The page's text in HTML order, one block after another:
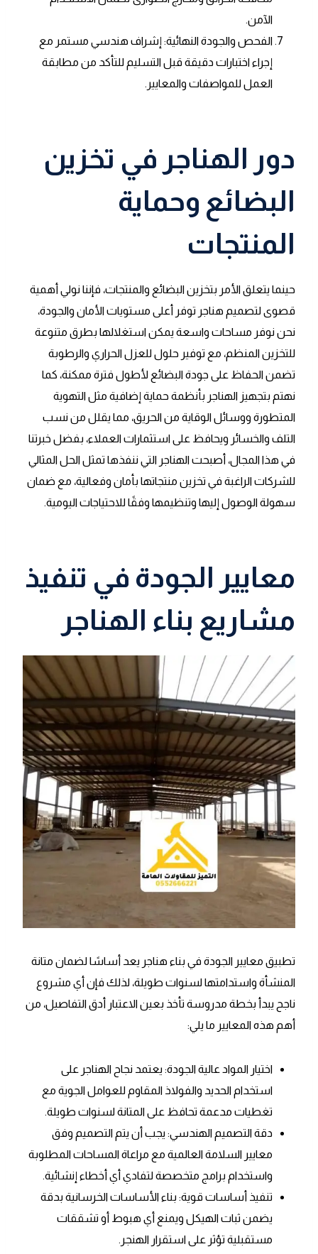
الآمن.
الفحص والجودة النهائية: إشراف هندسي مستمر مع
إجراء اختبارات دقيقة قبل التسليم للتأكد من مطابقة
العمل للمواصفات والمعايير.
دور الهناجر في تخزين
البضائع وحماية
المنتجات
حينما يتعلق الأمر بتخزين البضائع والمنتجات، فإننا نولي أهمية
قصوى لتصميم هناجر توفر أعلى مستويات الأمان والجودة،
نحن نوفر مساحات واسعة يمكن استغلالها بطرق متنوعة
للتخزين المنظم، مع توفير حلول للعزل الحراري والرطوبة
تضمن الحفاظ على جودة البضائع لأطول فترة ممكنة، كما
نهتم بتجهيز الهناجر بأنظمة حماية إضافية مثل التهوية
المتطورة ووسائل الوقاية من الحريق، مما يقلل من نسب
التلف والخسائر ويحافظ على استثمارات العملاء، بفضل خبرتنا
في هذا المجال، أصبحت الهناجر التي ننفذها تمثل الحل المثالي
للشركات الراغبة في تخزين منتجاتها بأمان وفعالية، مع ضمان
سهولة الوصول إليها وتنظيمها وفقًا للاحتياجات اليومية.
معايير الجودة في تنفيذ
مشاريع بناء الهناجر
تطبيق معايير الجودة في بناء هناجر يعد أساسًا لضمان متانة
المنشأة واستدامتها لسنوات طويلة، لذلك فإن أي مشروع
ناجح يبدأ بخطة مدروسة تأخذ بعين الاعتبار أدق التفاصيل، من
أهم هذه المعايير ما يلي:
اختيار المواد عالية الجودة: يعتمد نجاح الهناجر على
استخدام الحديد والفولاذ المقاوم للعوامل الجوية مع
تغطيات مدعمة تحافظ على المتانة لسنوات طويلة.
دقة التصميم الهندسي: يجب أن يتم التصميم وفق
معايير السلامة العالمية مع مراعاة المساحات المطلوبة
واستخدام برامج متخصصة لتفادي أي أخطاء إنشائية.
تنفيذ أساسات قوية: بناء الأساسات الخرسانية بدقة
يضمن ثبات الهيكل ويمنع أي هبوط أو تشققات
مستقبلية تؤثر على استقرار الهنجر.